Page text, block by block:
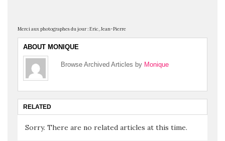
Merci aux photographes du jour : Eric, Jean-Pierre
ABOUT MONIQUE
Browse Archived Articles by Monique
RELATED
Sorry. There are no related articles at this time.